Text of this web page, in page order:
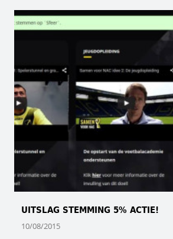
UITSLAG STEMMING 5% ACTIE!
10/08/2015